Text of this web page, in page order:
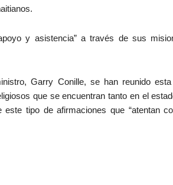
y asistencia” a través de sus
Garry Conille, se han reunido
que se encuentran tanto en el
tipo de afirmaciones que “atentan